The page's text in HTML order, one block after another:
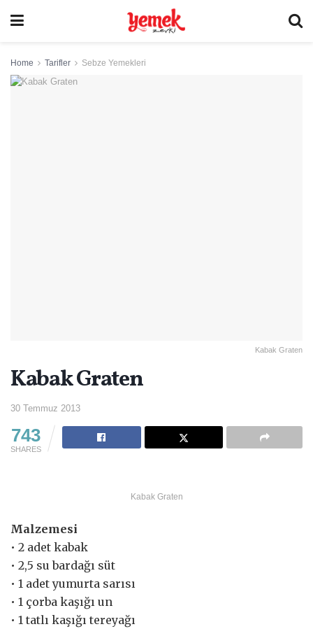
Home Tarifler Sebze Yemekleri
Kabak Graten
Kabak Graten
30 Temmuz 2013
743
SHARES
Kabak Graten
Malzemesi
• 2 adet kabak
• 2,5 su bardağı süt
• 1 adet yumurta sarısı
• 1 çorba kaşığı un
• 1 tatlı kaşığı tereyağı